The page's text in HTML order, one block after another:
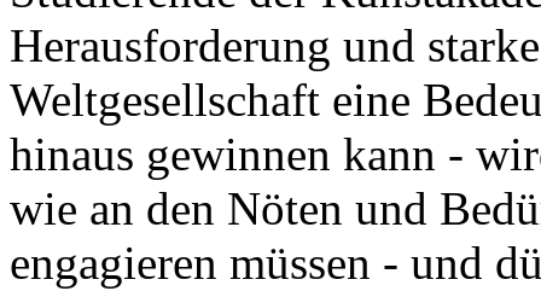
Herausforderung und
Weltgesellschaft eine
hinaus gewinnen kann -
wie an den Nöten und
engagieren müssen - und